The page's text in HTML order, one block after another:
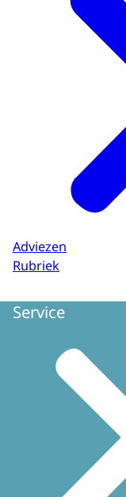
Adviezen
Rubriek
Service